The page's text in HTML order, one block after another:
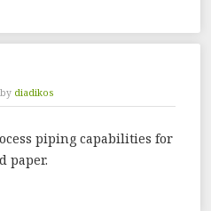
by diadikos
piping capabilities for
paper.